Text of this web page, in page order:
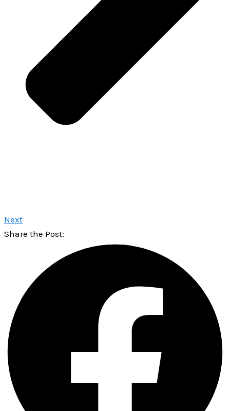
Next
Share the Post: